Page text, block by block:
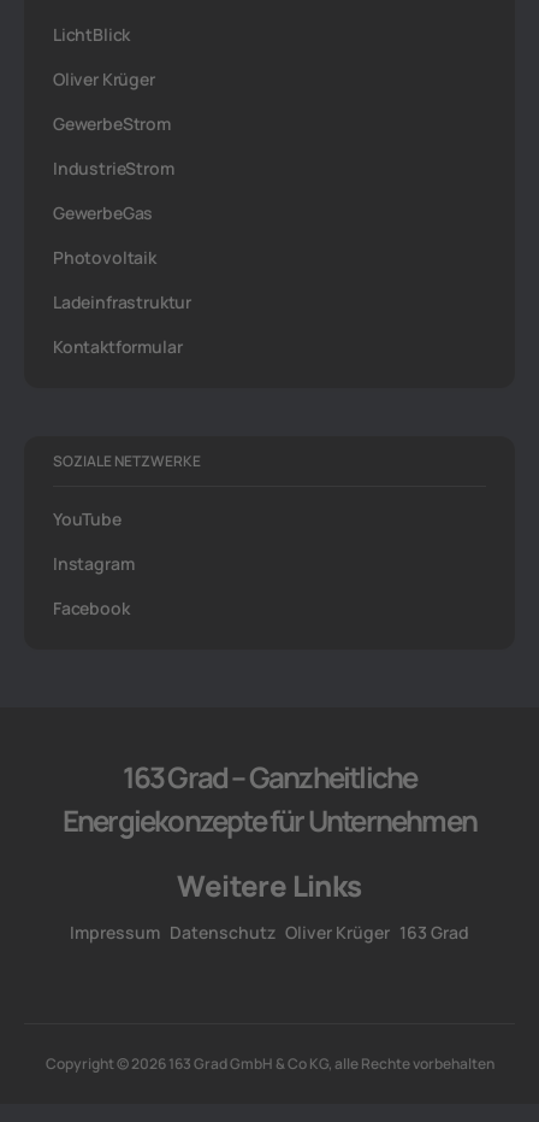
LichtBlick
Oliver Krüger
GewerbeStrom
IndustrieStrom
GewerbeGas
Photovoltaik
Ladeinfrastruktur
Kontaktformular
SOZIALE NETZWERKE
YouTube
Instagram
Facebook
163 Grad – Ganzheitliche
Energiekonzepte für Unternehmen
Weitere Links
Impressum Datenschutz Oliver Krüger 163 Grad
Copyright © 2026 163 Grad GmbH & Co KG, alle Rechte vorbehalten